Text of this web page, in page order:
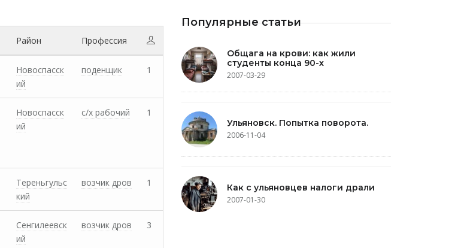
Район Профессия
Новоспасск
ий
поденщик 1
Новоспасск
ий
с/х рабочий 1
Тереньгульс
кий
возчик дров 1
Сенгилеевск
ий
возчик дров 3
Популярные статьи
Общага на крови: как жили
студенты конца 90-х
2007-03-29
Ульяновск. Попытка поворота.
2006-11-04
Как с ульяновцев налоги драли
2007-01-30